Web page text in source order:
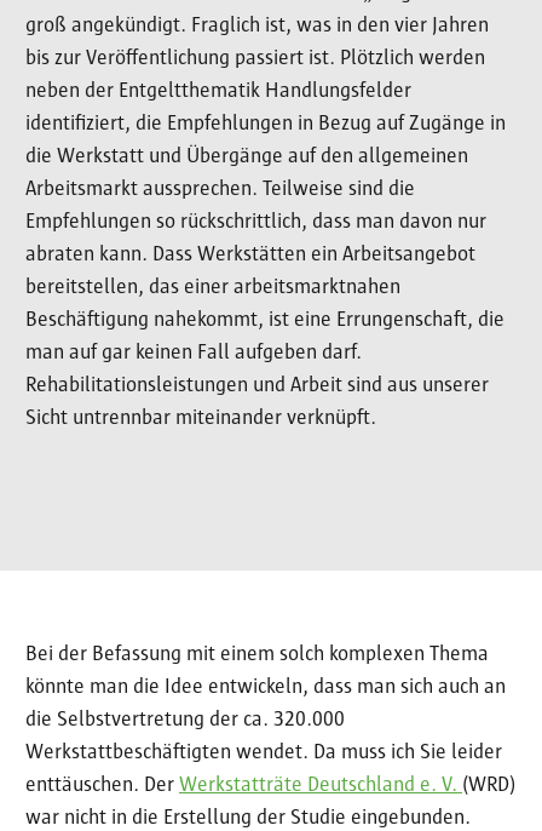
groß angekündigt. Fraglich ist, was in den vier Jahren
bis zur Veröffentlichung passiert ist. Plötzlich werden
neben der Entgeltthematik Handlungsfelder
identifiziert, die Empfehlungen in Bezug auf Zugänge in
die Werkstatt und Übergänge auf den allgemeinen
Arbeitsmarkt aussprechen. Teilweise sind die
Empfehlungen so rückschrittlich, dass man davon nur
abraten kann. Dass Werkstätten ein Arbeitsangebot
bereitstellen, das einer arbeitsmarktnahen
Beschäftigung nahekommt, ist eine Errungenschaft, die
man auf gar keinen Fall aufgeben darf.
Rehabilitationsleistungen und Arbeit sind aus unserer
Sicht untrennbar miteinander verknüpft.
Bei der Befassung mit einem solch komplexen Thema
könnte man die Idee entwickeln, dass man sich auch an
die Selbstvertretung der ca. 320.000
Werkstattbeschäftigten wendet. Da muss ich Sie leider
enttäuschen. Der Werkstatträte Deutschland e. V. (WRD)
war nicht in die Erstellung der Studie eingebunden.